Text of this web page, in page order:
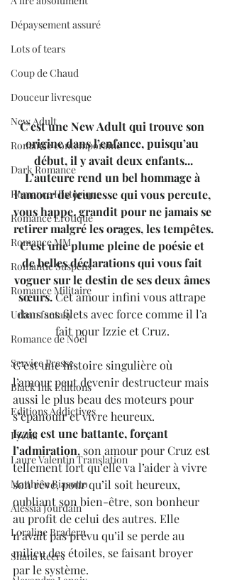
Dépaysement assuré
Lots of tears
Coup de Chaud
Douceur livresque
New Adult
Romance contemporaine
Dark Romance
Romance Historique
Romance Erotique
Romance MM
Romantic Suspens
Romance Militaire
Urban fantasy
Romance de Noël
Service Presse
Black Ink Editions
Editions Addictives
Fyctia
Laure Valentin Translation
Matthieu Biasotto
Alessia Jourdain
Loraline Bradern
Shana Keers
C’est une New Adult qui trouve son
origine dans l’enfance, puisqu’au
début, il y avait deux enfants...
L’auteure rend un bel hommage à
l’amour de jeunesse qui vous percute,
vous happe, grandit pour ne jamais se
retirer malgré les orages, les tempêtes.
C’est une plume pleine de poésie et
de belles déclarations qui vous fait
voguer sur le destin de ses deux âmes
sœurs. Cet amour infini vous attrape
dans ses filets avec force comme il l’a
fait pour Izzie et Cruz.
C’est une histoire singulière où
l’amour peut devenir destructeur mais
aussi le plus beau des moteurs pour
s’épanouir et vivre heureux.
Izzie est une battante, forçant
l’admiration, son amour pour Cruz est
tellement fort qu’elle va l’aider à vivre
son rêve, pour qu’il soit heureux,
oubliant son bien-être, son bonheur
au profit de celui des autres. Elle
n’avait pas prévu qu’il se perde au
milieu des étoiles, se faisant broyer
par le système.